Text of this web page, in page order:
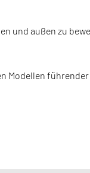
und außen zu
Modellen